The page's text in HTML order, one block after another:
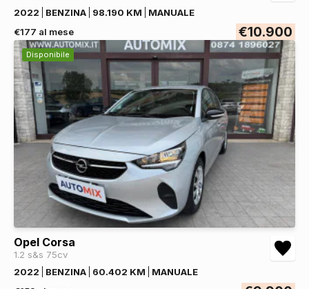
2022
BENZINA 98.190 KM
MANUALE
€177 al mese
€10.900
Disponibile
Opel Corsa
1.2 s&s 75cv
2022
BENZINA 60.402 KM
MANUALE